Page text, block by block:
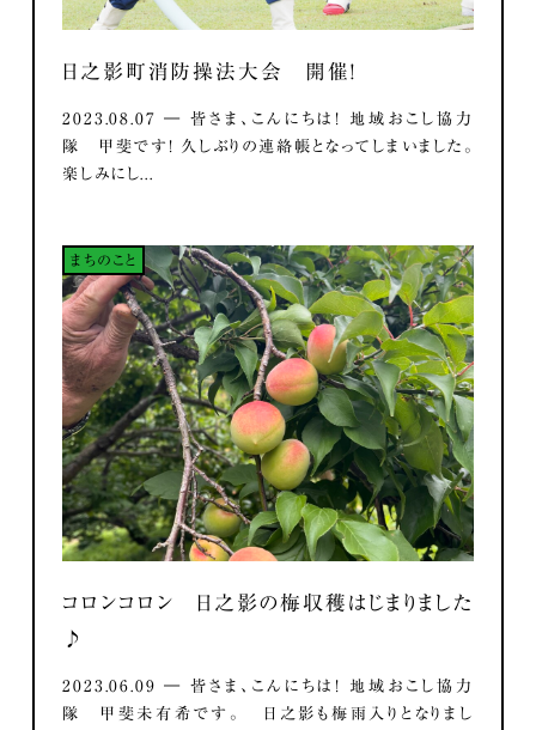
日之影町消防操法大会 開催！
2023.08.07 ― 皆さま、こんにちは！ 地域おこし協力
隊 甲斐です！ 久しぶりの連絡帳となってしまいました。
楽しみにし...
まちのこと
コロンコロン 日之影の梅収穫はじまりました
♪
2023.06.09 ― 皆さま、こんにちは！ 地域おこし協力
隊 甲斐未有希です。 日之影も梅雨入りとなりまし